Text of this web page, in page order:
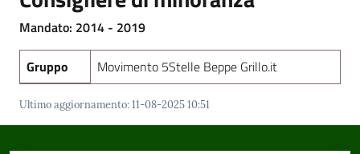
Amministrazione
Trasparente
Menu selezionato
Mandato: 2014 - 2019
Gruppo Movimento 5Stelle Beppe Grillo.it
Ultimo aggiornamento:11-08-2025 10:51